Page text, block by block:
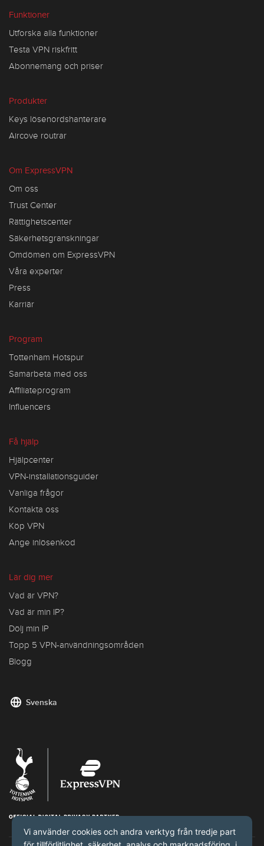
Funktioner
Utforska alla funktioner
Testa VPN riskfritt
Abonnemang och priser
Produkter
Keys lösenordshanterare
Aircove routrar
Om ExpressVPN
Om oss
Trust Center
Rättighetscenter
Säkerhetsgranskningar
Omdömen om ExpressVPN
Våra experter
Press
Karriär
Program
Tottenham Hotspur
Samarbeta med oss
Affiliateprogram
Influencers
Få hjälp
Hjälpcenter
VPN-installationsguider
Vanliga frågor
Kontakta oss
Köp VPN
Ange inlösenkod
Lär dig mer
Vad är VPN?
Vad är min IP?
Dölj min IP
Topp 5 VPN-användningsområden
Blogg
Svenska